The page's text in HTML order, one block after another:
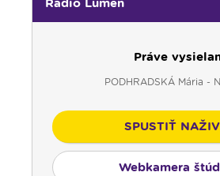
Rádio Lumen
Práve
PODHRADSKÁ Mária -
SPUSTIŤ
Webkamera